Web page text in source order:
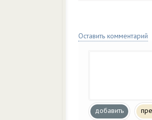
Оставить комментарий
добавить